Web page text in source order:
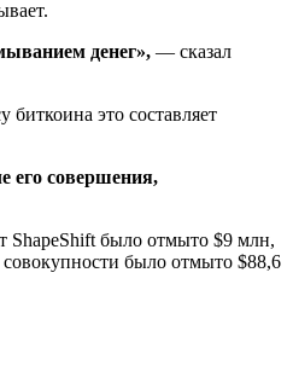
денег», — сказал
это составляет
его совершения,
ShapeShift было отмыто $9 млн,
было отмыто $88,6